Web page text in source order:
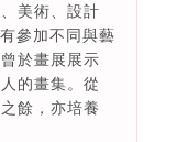
美術、設計
參加不同與藝
於畫展展示
的畫集。從
餘，亦培養